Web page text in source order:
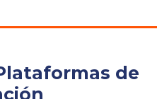
de